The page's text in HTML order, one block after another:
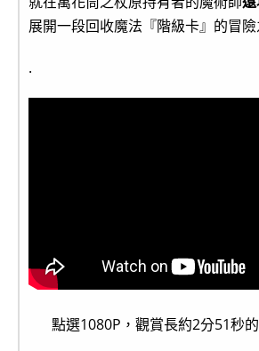
展開一段回收魔法『階級卡』的冒險
.
點選1080P，觀賞長約2分51秒